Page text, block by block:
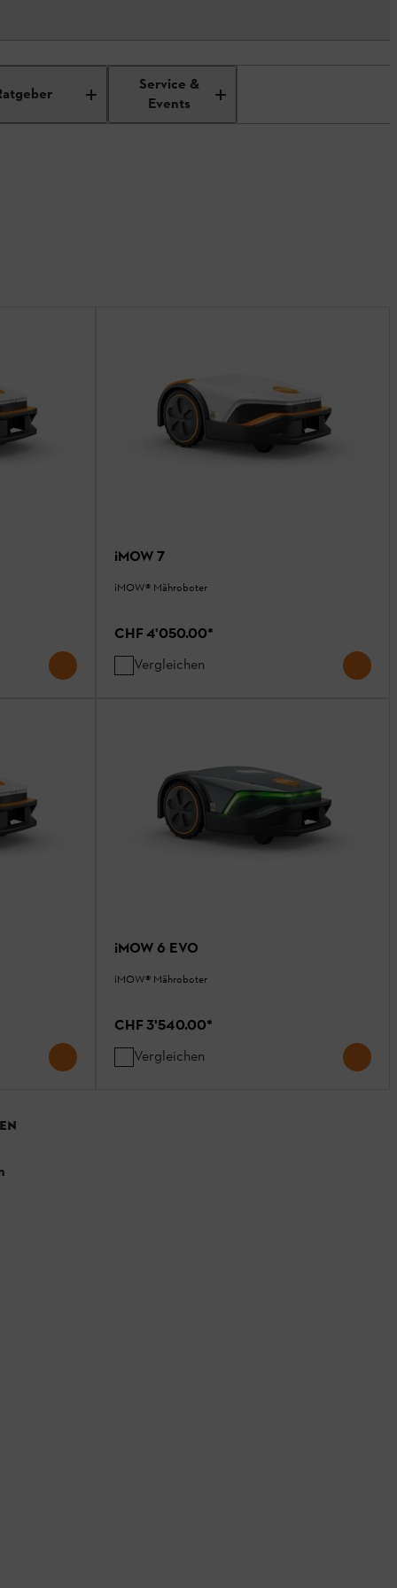
Service &
Events
iMOW 7
¡MOW® Mähroboter
CHF 4'050.00*
Vergleichen
iMOW 6 EVO
¡MOW® Mähroboter
CHF 3'540.00*
Vergleichen